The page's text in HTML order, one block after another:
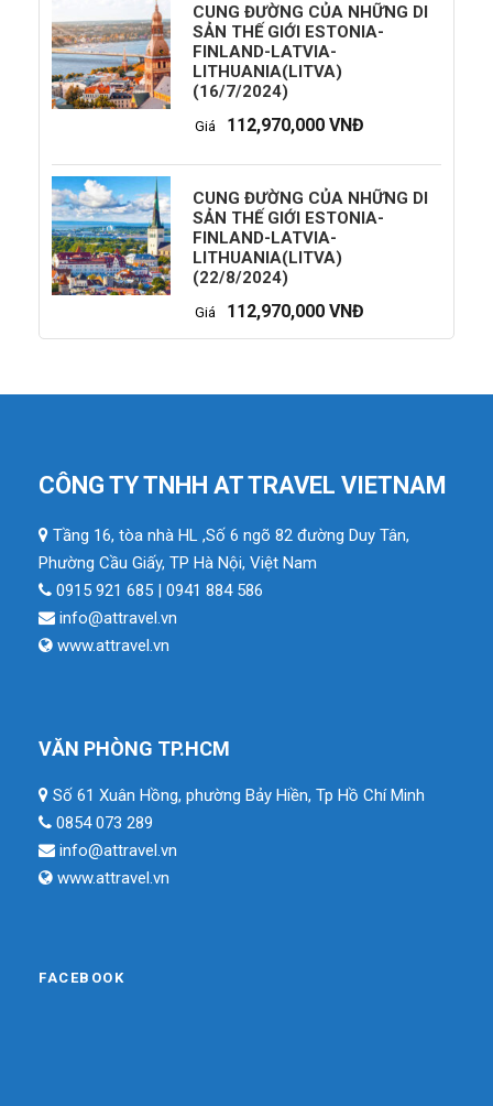
CUNG ĐƯỜNG CỦA NHỮNG DI
SẢN THẾ GIỚI ESTONIA-
FINLAND-LATVIA-
LITHUANIA(LITVA)
(16/7/2024)
Giá 112,970,000 VNĐ
CUNG ĐƯỜNG CỦA NHỮNG DI
SẢN THẾ GIỚI ESTONIA-
FINLAND-LATVIA-
LITHUANIA(LITVA)
(22/8/2024)
Giá 112,970,000 VNĐ
CÔNG TY TNHH AT TRAVEL VIETNAM
Tầng 16, tòa nhà HL ,Số 6 ngõ 82 đường Duy Tân,
Phường Cầu Giấy, TP Hà Nội, Việt Nam
0915 921 685 | 0941 884 586
info@attravel.vn
www.attravel.vn
VĂN PHÒNG TP.HCM
Số 61 Xuân Hồng, phường Bảy Hiền, Tp Hồ Chí Minh
0854 073 289
info@attravel.vn
www.attravel.vn
FACEBOOK